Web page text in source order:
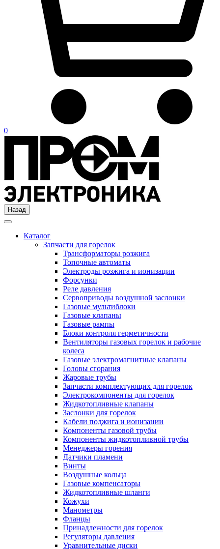
0
Назад
Каталог
Запчасти для горелок
Трансформаторы розжига
Топочные автоматы
Электроды розжига и ионизации
Форсунки
Реле давления
Сервоприводы воздушной заслонки
Газовые мультиблоки
Газовые клапаны
Газовые рампы
Блоки контроля герметичности
Вентиляторы газовых горелок и рабочие
колеса
Газовые электромагнитные клапаны
Головы сгорания
Жаровые трубы
Запчасти комплектующих для горелок
Электрокомпоненты для горелок
Жидкотопливные клапаны
Заслонки для горелок
Кабели поджига и ионизации
Компоненты газовой трубы
Компоненты жидкотопливной трубы
Менеджеры горения
Датчики пламени
Винты
Воздушные кольца
Газовые компенсаторы
Жидкотопливные шланги
Кожухи
Манометры
Фланцы
Принадлежности для горелок
Регуляторы давления
Уравнительные диски